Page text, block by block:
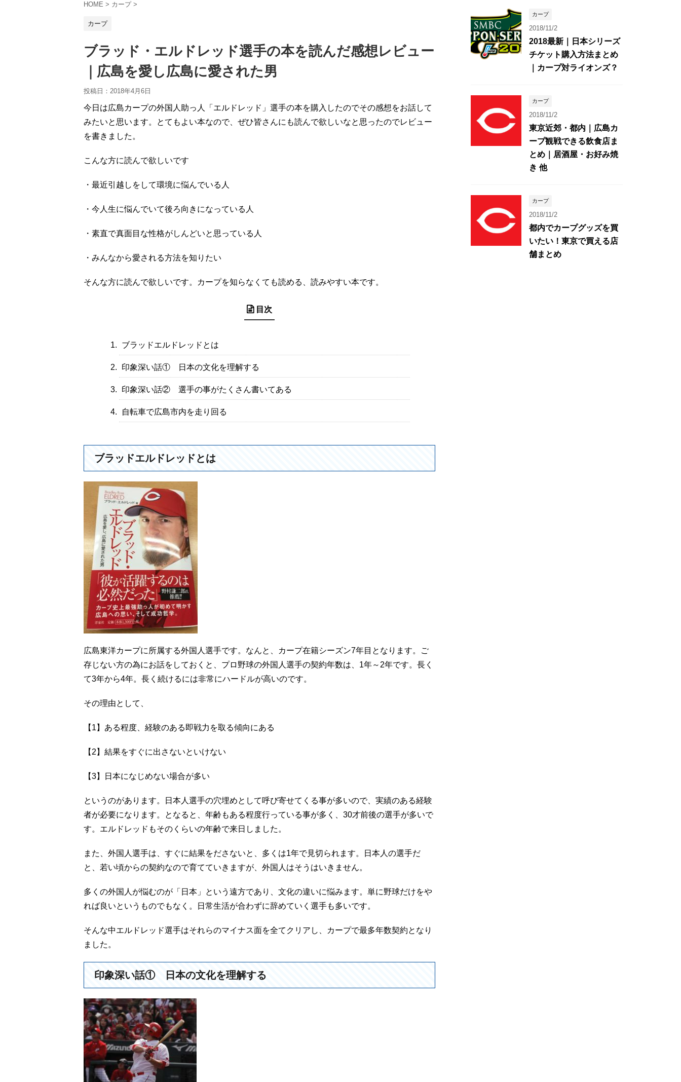
HOME > カープ >
カープ
ブラッド・エルドレッド選手の本を読んだ感想レビュー
｜広島を愛し広島に愛された男
投稿日： 2018年4月6日
今日は広島カープの外国人助っ人「エルドレッド」選手の本を購入したのでその感想をお話して
みたいと思います。とてもよい本なので、ぜひ皆さんにも読んで欲しいなと思ったのでレビュー
を書きました。
こんな方に読んで欲しいです
・最近引越しをして環境に悩んでいる人
・今人生に悩んでいて後ろ向きになっている人
・素直で真面目な性格がしんどいと思っている人
・みんなから愛される方法を知りたい
そんな方に読んで欲しいです。カープを知らなくても読める、読みやすい本です。
目次
ブラッドエルドレッドとは
印象深い話① 日本の文化を理解する
印象深い話② 選手の事がたくさん書いてある
自転車で広島市内を走り回る
ブラッドエルドレッドとは
広島東洋カープに所属する外国人選手です。なんと、カープ在籍シーズン7年目となります。ご
存じない方の為にお話をしておくと、プロ野球の外国人選手の契約年数は、1年～2年です。長く
て3年から4年。長く続けるには非常にハードルが高いのです。
その理由として、
【1】ある程度、経験のある即戦力を取る傾向にある
【2】結果をすぐに出さないといけない
【3】日本になじめない場合が多い
というのがあります。日本人選手の穴埋めとして呼び寄せてくる事が多いので、実績のある経験
者が必要になります。となると、年齢もある程度行っている事が多く、30才前後の選手が多いで
す。エルドレッドもそのくらいの年齢で来日しました。
また、外国人選手は、すぐに結果をださないと、多くは1年で見切られます。日本人の選手だ
と、若い頃からの契約なので育てていきますが、外国人はそうはいきません。
多くの外国人が悩むのが「日本」という遠方であり、文化の違いに悩みます。単に野球だけをや
れば良いというものでもなく。日常生活が合わずに辞めていく選手も多いです。
そんな中エルドレッド選手はそれらのマイナス面を全てクリアし、カープで最多年数契約となり
ました。
印象深い話① 日本の文化を理解する
カープ
2018/11/2
2018最新｜日本シリーズ
チケット購入方法まとめ
｜カープ対ライオンズ？
カープ
2018/11/2
東京近郊・都内｜広島カ
ープ観戦できる飲食店ま
とめ｜居酒屋・お好み焼
き 他
カープ
2018/11/2
都内でカープグッズを買
いたい！東京で買える店
舗まとめ